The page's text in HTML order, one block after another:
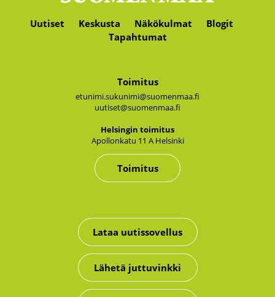
Uutiset Keskusta Näkökulmat
Blogit
Tapahtumat
Toimitus
etunimi.sukunimi@suomenmaa.fi
uutiset@suomenmaa.fi
Hel­sin­gin toi­mi­tus
Apol­lon­ka­tu 11 A Hel­sin­ki
Toimitus
Lataa uutissovellus
Lähetä juttuvinkki